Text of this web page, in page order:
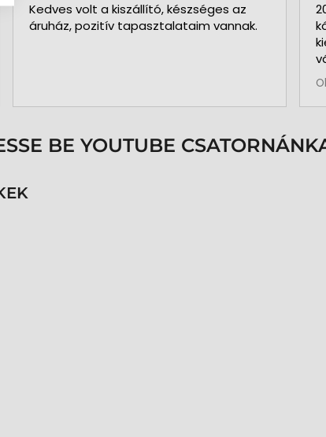
Kedves volt a kiszállító, készséges az
áruház, pozitív tapasztalataim vannak.
BE YOUTUBE